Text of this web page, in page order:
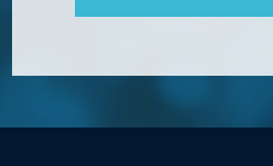
FUNNEL